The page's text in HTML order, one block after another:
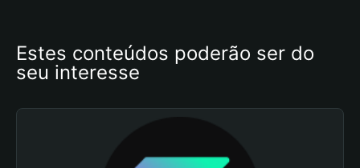
Estes conteúdos poderão ser do
seu interesse